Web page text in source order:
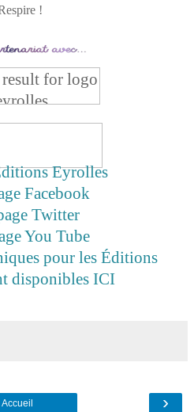
!
Eyrolles
Facebook
Twitter
You Tube
pour les Éditions
disponibles ICI
›
Accueil